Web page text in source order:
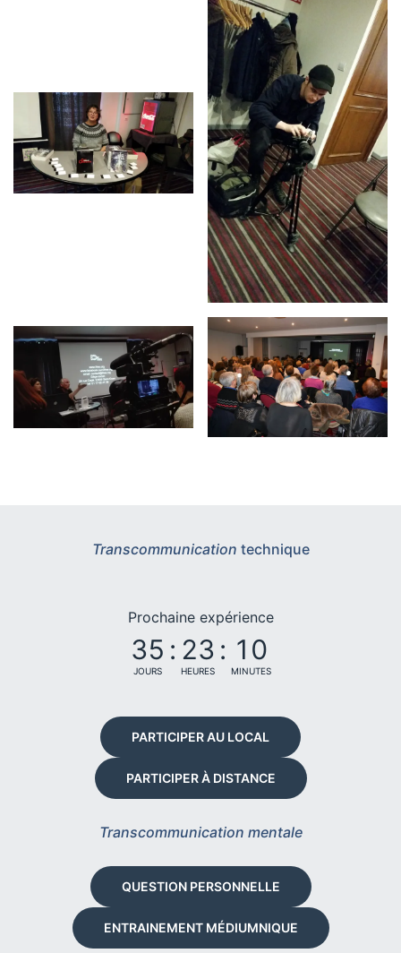
Transcommunication technique
Prochaine expérience
35
JOURS
: 23
HEURES
: 10
MINUTES
PARTICIPER AU LOCAL
PARTICIPER À DISTANCE
Transcommunication mentale
QUESTION PERSONNELLE
ENTRAINEMENT MÉDIUMNIQUE